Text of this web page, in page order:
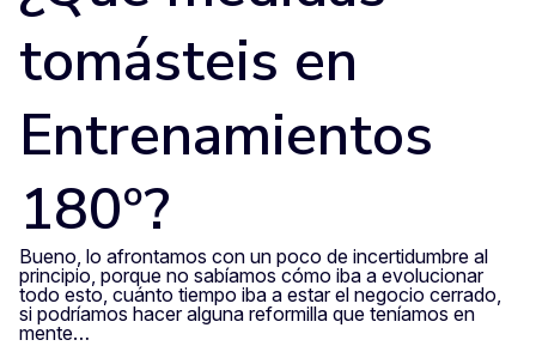
tomásteis en
Entrenamientos
180º?
Bueno, lo afrontamos con un poco de incertidumbre al
principio, porque no sabíamos cómo iba a evolucionar
todo esto, cuánto tiempo iba a estar el negocio cerrado,
si podríamos hacer alguna reformilla que teníamos en
mente…